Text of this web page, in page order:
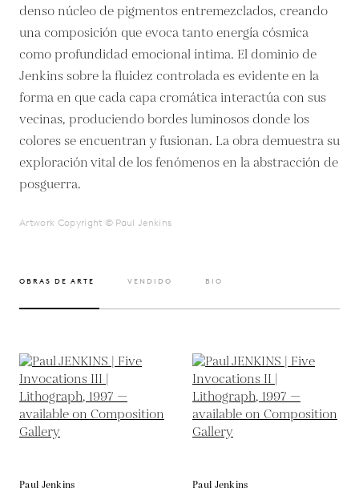
denso núcleo de pigmentos entremezclados, creando
una composición que evoca tanto energía cósmica
como profundidad emocional íntima. El dominio de
Jenkins sobre la fluidez controlada es evidente en la
forma en que cada capa cromática interactúa con sus
vecinas, produciendo bordes luminosos donde los
colores se encuentran y fusionan. La obra demuestra su
exploración vital de los fenómenos en la abstracción de
posguerra.
Artwork Copyright © Paul Jenkins
OBRAS DE ARTE VENDIDO BIO
Paul Jenkins
Paul Jenkins